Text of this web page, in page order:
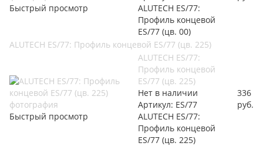
Быстрый просмотр
ALUTECH ES/77:
Профиль концевой
ES/77 (цв. 00)
ALUTECH ES/77: Профиль концевой ES/77 (цв. 225)
Быстрый просмотр
ALUTECH ES/77:
Профиль концевой
ES/77 (цв. 225)
Нет в наличии
Артикул: ES/77
ALUTECH ES/77:
Профиль концевой
ES/77 (цв. 225)
336
руб.